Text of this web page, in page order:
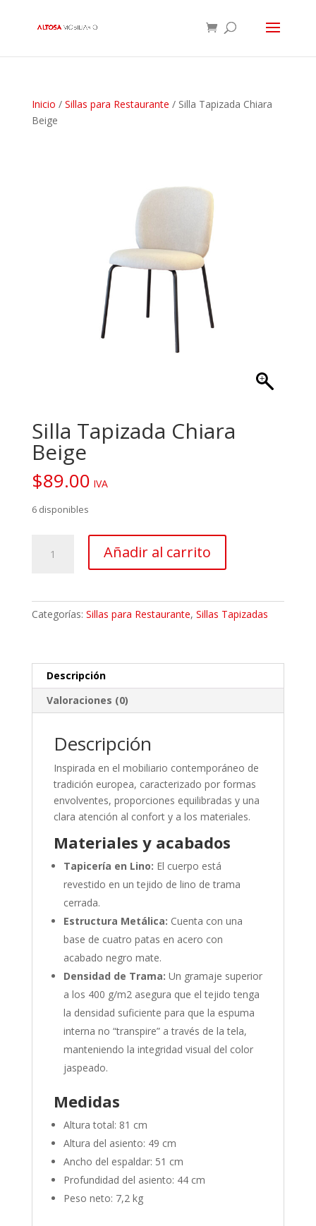
Inicio / Sillas para Restaurante / Silla Tapizada Chiara
Beige
Silla Tapizada Chiara
Beige
$89.00 IVA
6 disponibles
Tapizada
cantidad
Añadir al carrito
Categorías: Sillas para Restaurante, Sillas Tapizadas
Descripción
Valoraciones (0)
Descripción
Inspirada en el mobiliario contemporáneo de
tradición europea, caracterizado por formas
envolventes, proporciones equilibradas y una
clara atención al confort y a los materiales.
Materiales y acabados
Tapicería en Lino: El cuerpo está
revestido en un tejido de lino de trama
cerrada.
Estructura Metálica: Cuenta con una
base de cuatro patas en acero con
acabado negro mate.
Densidad de Trama: Un gramaje superior
a los 400 g/m2 asegura que el tejido tenga
la densidad suficiente para que la espuma
interna no “transpire” a través de la tela,
manteniendo la integridad visual del color
jaspeado.
Medidas
Altura total: 81 cm
Altura del asiento: 49 cm
Ancho del espaldar: 51 cm
Profundidad del asiento: 44 cm
Peso neto: 7,2 kg